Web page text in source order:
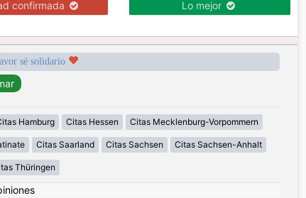
confirmada Lo mejor
sé solidario
Hamburg Citas Hessen Citas Mecklenburg-Vorpommern
Citas Saarland Citas Sachsen Citas Sachsen-Anhalt
Thüringen